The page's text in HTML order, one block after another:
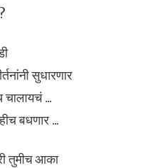
सुधारणार
चालायचं ...
बधणार ...
तुमीच आका